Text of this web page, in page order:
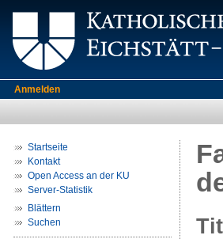
Anmelden
Startseite
Kontakt
Open Access an der KU
Server-Statistik
Blättern
Suchen